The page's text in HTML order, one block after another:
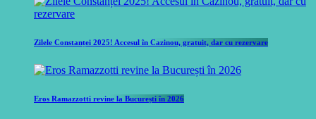
Zilele Constanței 2025! Accesul în Cazinou, gratuit, dar cu rezervare
Eros Ramazzotti revine la București în 2026